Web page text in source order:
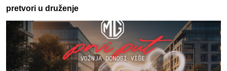
pretvori u druženje